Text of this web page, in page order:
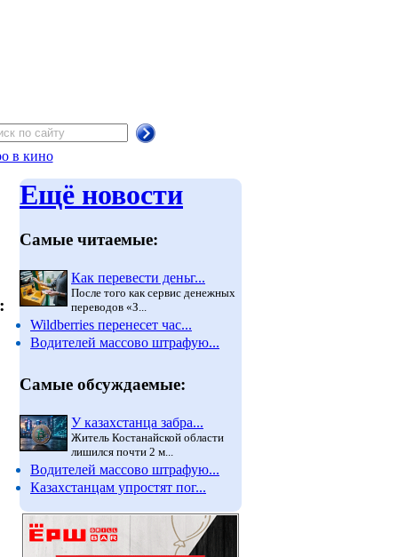
в кино
Ещё новости
Самые читаемые:
Как перевести деньг...
После того как сервис денежных
переводов «З...
Wildberries перенесет час...
Водителей массово штрафую...
Самые обсуждаемые:
У казахстанца забра...
Житель Костанайской области
лишился почти 2 м...
Водителей массово штрафую...
Казахстанцам упростят пог...